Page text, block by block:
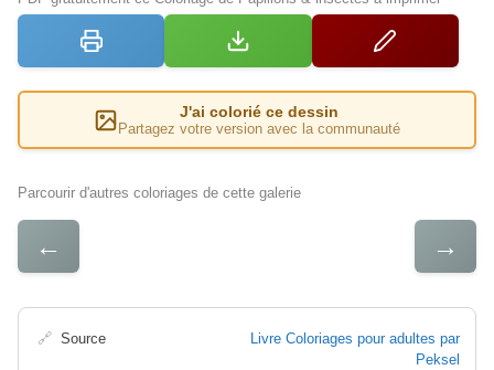
J'ai colorié ce dessin
Partagez votre version avec la communauté
Parcourir d'autres coloriages de cette galerie
← →
🔗 Source
Livre Coloriages pour adultes par
Peksel